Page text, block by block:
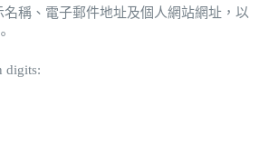
名稱、電子郵件地址及個人網站網址，以
digits: